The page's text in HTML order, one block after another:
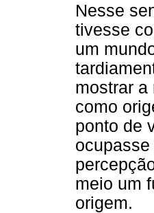
Nesse
tivesse
um
mostrar a
como
ponto de
meio um
origem.